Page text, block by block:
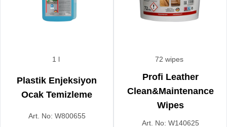
1 l
Plastik Enjeksiyon
Ocak Temizleme
Art. No: W800655
72 wipes
Profi Leather
Clean&Maintenance
Wipes
Art. No: W140625